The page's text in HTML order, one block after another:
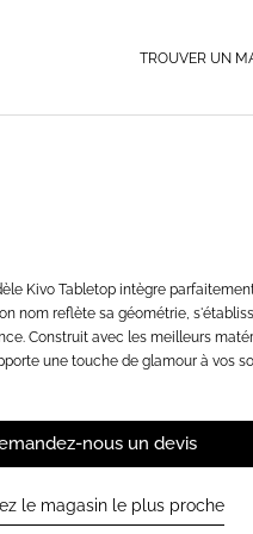
TROUVER UN
Kivo Tabletop intègre
nom reflète sa géométrie,
Construit avec les meilleurs
une touche de glamour à vos
nous un devis
le magasin le plus proche